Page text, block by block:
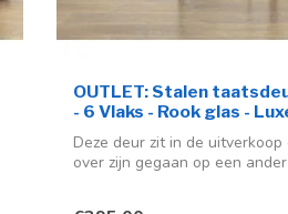
OUTLET: Stalen
- 6 Vlaks - Rook glas -
Deze deur zit in de
over zijn gegaan op een